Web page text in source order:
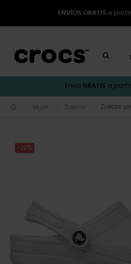
ENVÍOS GRATIS a
Envío GRATIS a
Mujer Zuecos Zuecos
-20%